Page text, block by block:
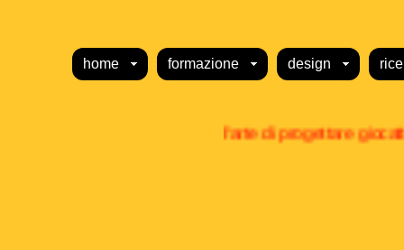
home formazione design